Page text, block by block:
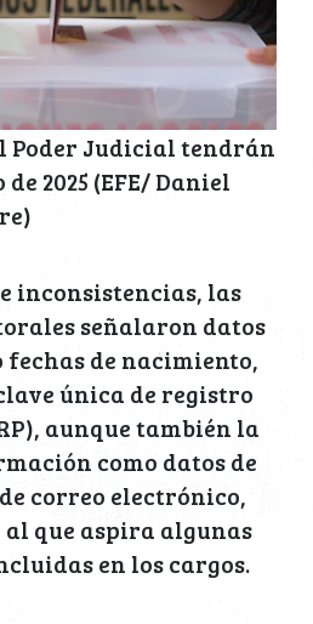
Poder Judicial tendrán
2025 (EFE/ Daniel
inconsistencias, las
señalaron datos
de nacimiento,
única de registro
aunque también la
como datos de
correo electrónico,
al que aspira algunas
en los cargos.